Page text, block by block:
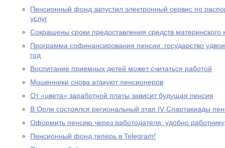
Пенсионный фонд запустил электронный сервис по
услуг
Сокращены сроки предоставления средств материнского
Программа софинансирования пенсии: государство
год
Воспитание приемных детей может считаться работой
Мошенники снова атакуют пенсионеров
От «цвета» заработной платы зависит будущая пенсия
В Орле состоялся региональный этап IV Спартакиады
Оформить пенсию через работодателя: удобно
Пенсионный фонд теперь в Telegram!